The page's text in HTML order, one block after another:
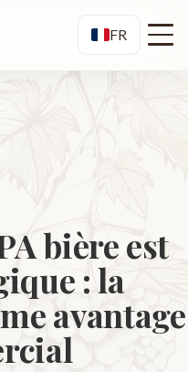
FR
bière est
: la
avantage